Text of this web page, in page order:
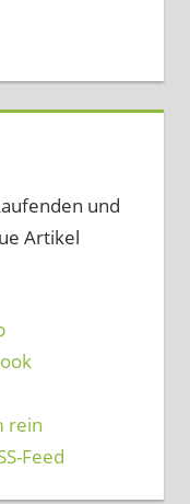
und
Artikel
rein
Feed